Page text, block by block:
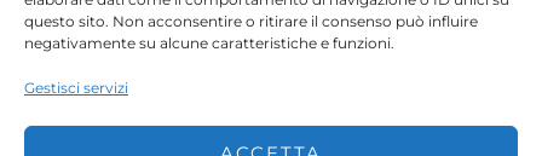
questo sito. Non acconsentire o ritirare il consenso può influire
negativamente su alcune caratteristiche e funzioni.
Gestisci servizi
Codice Fiscale e Partita IVA – 10483110010
R.E.A. Genova n. 459084